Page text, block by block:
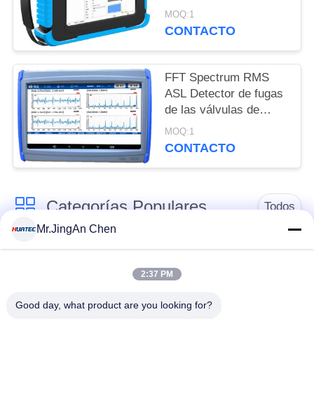
de 7.0 pulgadas, 4G
Full Netcom,
MOQ:1
CONTACTO
FFT Spectrum RMS
ASL Detector de fugas
de las válvulas de
emisión de ondas
acústicas de doble
MOQ:1
CONTACTO
Categorías Populares Todos
Detector de defectos
Medidor de espesor
por ultrasonidos
Medidor de espesor
Mr.JingAn Chen
2:37 PM
Good day, what product are you looking for?